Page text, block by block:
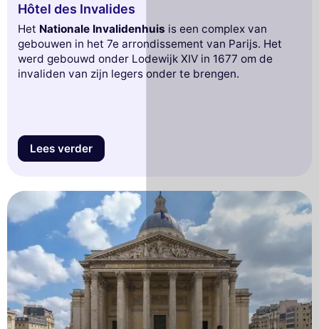
Hôtel des Invalides
Het Nationale Invalidenhuis is een complex van
gebouwen in het 7e arrondissement van Parijs. Het
werd gebouwd onder Lodewijk XIV in 1677 om de
invaliden van zijn legers onder te brengen.
Lees verder